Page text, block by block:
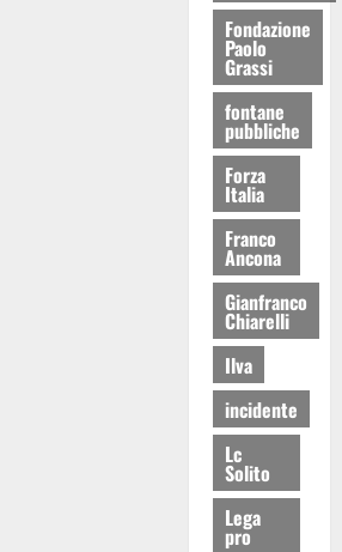
Fondazione
Paolo
Grassi
fontane
pubbliche
Forza
Italia
Franco
Ancona
Gianfranco
Chiarelli
Ilva
incidente
Lc
Solito
Lega
pro